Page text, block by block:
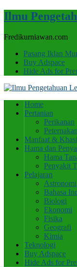
Ilmu
Fredikurniawan.com
Pasang Iklan
Buy Adspace
Hide Ads for
Home
Pertanian
Perikanan
Peternakan
Manfaat &
Hama dan
Hama
Penyakit
Pelajaran
Astronomi
Bahasa
Biologi
Ekonomi
Fisika
Geografi
Kimia
Teknologi
Buy Adspace
Hide Ads for